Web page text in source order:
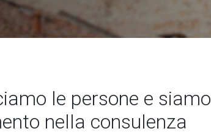
le persone e siamo
nella consulenza